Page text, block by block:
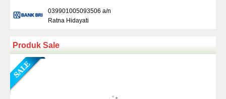
039901005093506 a/n
Ratna Hidayati
Produk Sale